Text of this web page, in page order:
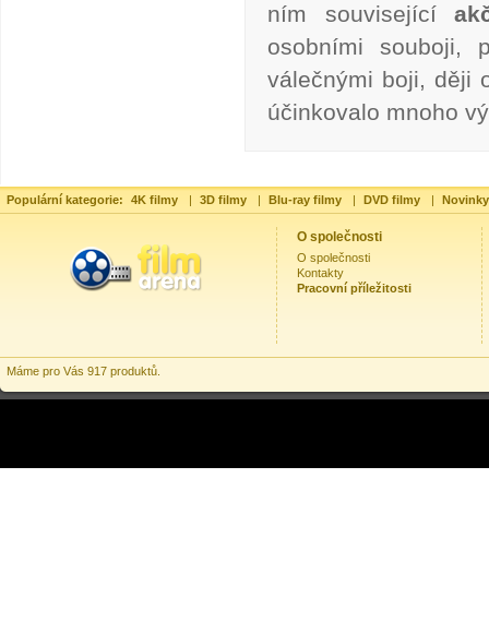
ním související
osobními souboji,
válečnými boji, ději
účinkovalo mnoho
Populární kategorie: 4K filmy | 3D filmy | Blu-ray filmy | DVD filmy |
O společnosti
O společnosti
Kontakty
Pracovní příležitosti
Máme pro Vás 917 produktů.